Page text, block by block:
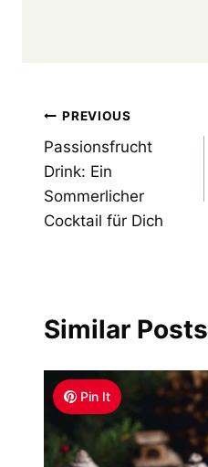
Post
navigation
PREVIOUS
Passionsfrucht
Drink: Ein
Sommerlicher
Cocktail für Dich
Similar Posts
Pin It